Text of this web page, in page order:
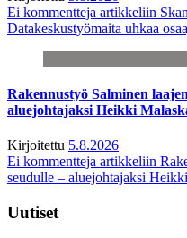
Ei kommentteja artikkeliin
Datakeskustyömaita uhkaa
Rakennustyö Salminen
aluejohtajaksi Heikki
Kirjoitettu 5.8.2026
Ei kommentteja artikkeliin
seudulle – aluejohtajaksi
Uutiset